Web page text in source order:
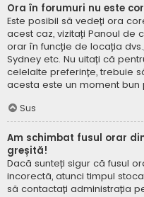
Ora în forumuri nu este
Este posibil să vedeți ora
acest caz, vizitați Panoul de
orar în funcție de locația
Sydney etc. Nu uitați că
celelalte preferințe, trebuie
acesta este un moment bun
Sus
Am schimbat fusul orar
greșită!
Dacă sunteți sigur că fusul
incorectă, atunci timpul
să contactați administrația